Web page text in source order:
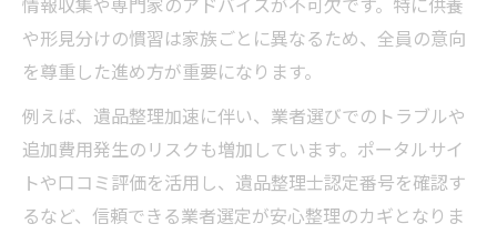
や形見分けの慣習は家族ごとに異なるため、全員の意向
を尊重した進め方が重要になります。
例えば、遺品整理加速に伴い、業者選びでのトラブルや
追加費用発生のリスクも増加しています。ポータルサイ
トや口コミ評価を活用し、遺品整理士認定番号を確認す
るなど、信頼できる業者選定が安心整理のカギとなりま